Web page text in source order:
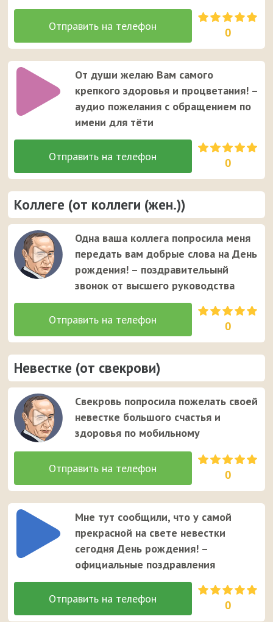
0
От души желаю Вам самого
крепкого здоровья и процветания! –
аудио пожелания с обращением по
имени для тёти
0
Коллеге (от коллеги (жен.))
Одна ваша коллега попросила меня
передать вам добрые слова на День
рождения! – поздравительынй
звонок от высшего руководства
0
Невестке (от свекрови)
Свекровь попросила пожелать своей
невестке большого счастья и
здоровья по мобильному
0
Мне тут сообщили, что у самой
прекрасной на свете невестки
сегодня День рождения! –
официальные поздравления
0